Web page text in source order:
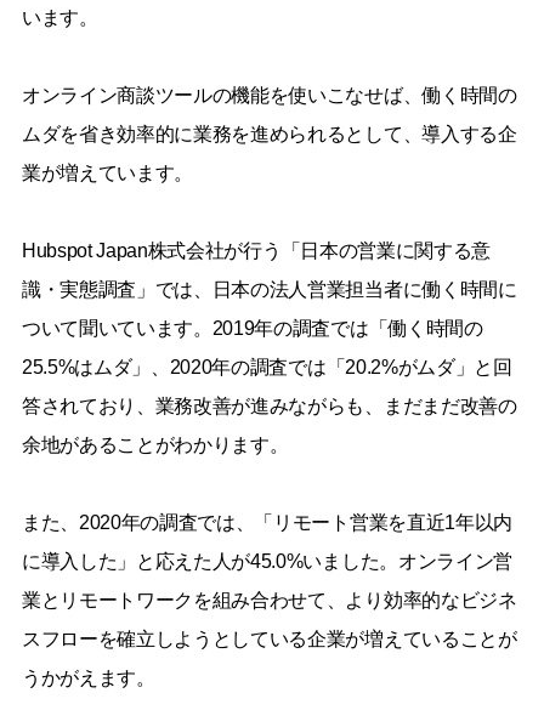
います。
オンライン商談ツールの機能を使いこなせば、働く時間の
ムダを省き効率的に業務を進められるとして、導入する企
業が増えています。
Hubspot Japan株式会社が行う「日本の営業に関する意
識・実態調査」では、日本の法人営業担当者に働く時間に
ついて聞いています。2019年の調査では「働く時間の
25.5%はムダ」、2020年の調査では「20.2%がムダ」と回
答されており、業務改善が進みながらも、まだまだ改善の
余地があることがわかります。
また、2020年の調査では、「リモート営業を直近1年以内
に導入した」と応えた人が45.0%いました。オンライン営
業とリモートワークを組み合わせて、より効率的なビジネ
スフローを確立しようとしている企業が増えていることが
うかがえます。